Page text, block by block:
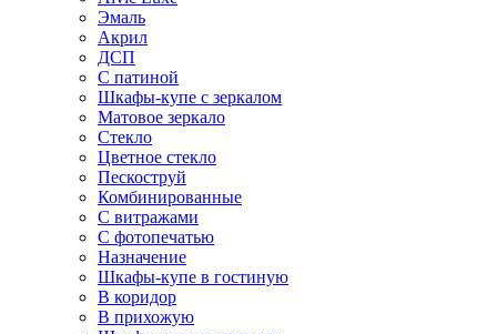
Эмаль
Акрил
ДСП
С патиной
Шкафы-купе с зеркалом
Матовое зеркало
Стекло
Цветное стекло
Пескоструй
Комбинированные
С витражами
С фотопечатью
Назначение
Шкафы-купе в гостиную
В коридор
В прихожую